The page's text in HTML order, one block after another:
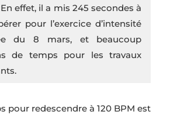
effet, il a mis 245 secondes à
pour l’exercice d’intensité
du 8 mars, et beaucoup
de temps pour les travaux
pour redescendre à 120 BPM est